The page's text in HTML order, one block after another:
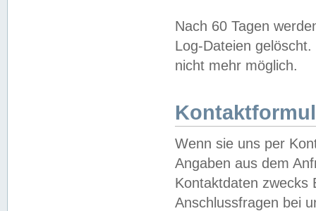
Nach 60 Tagen
Log-Dateien
nicht mehr möglich.
Wenn sie uns per
Angaben aus dem
Kontaktdaten zwecks
Anschlussfragen bei